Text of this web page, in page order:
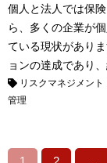
個人と法人では保
ら、多くの企業が
ている現状があり
ョンの達成であり
リスクマネジメント
管理